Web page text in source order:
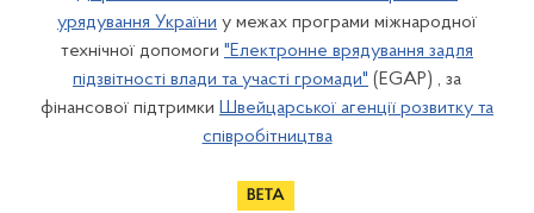
урядування України у межах програми міжнародної
технічної допомоги "Електронне врядування задля
підзвітності влади та участі громади" (EGAP) , за
фінансової підтримки Швейцарської агенції розвитку та
співробітництва